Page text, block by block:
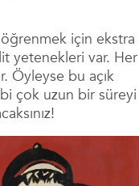
için ekstra
yetenekleri var. Her
Öyleyse bu açık
çok uzun bir süreyi